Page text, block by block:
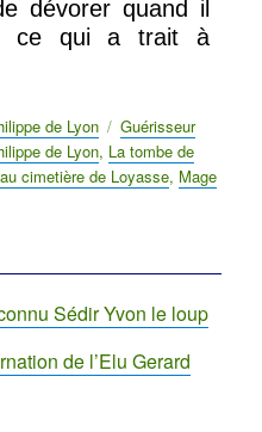
dévorer quand il
ce qui a trait à
de Lyon Étiquettes
Guérisseur
de Lyon, La tombe de
cimetière de Loyasse, Mage
Sédir Yvon le loup
de l’Elu Gerard